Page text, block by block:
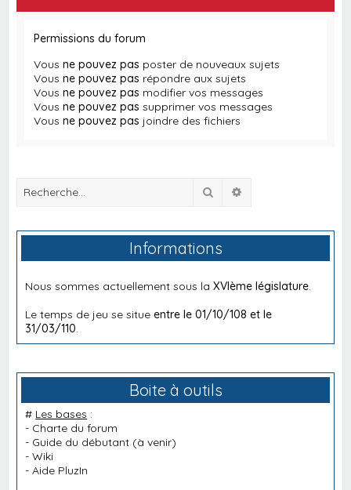
Permissions du forum
Vousne pouvez pas poster de nouveaux sujets
Vousne pouvez pas répondre aux sujets
Vousne pouvez pas modifier vos messages
Vousne pouvez pas supprimer vos messages
Vousne pouvez pas joindre des fichiers
Rechercher
Informations
Nous sommes actuellement sous laXVIème législature
Le temps de jeu se situeentre le 01/10/108 et le
31/03/110
Boite à outils
# Les bases :
- Charte du forum
- Guide du débutant (à venir)
-Wiki
-Aide PluzIn